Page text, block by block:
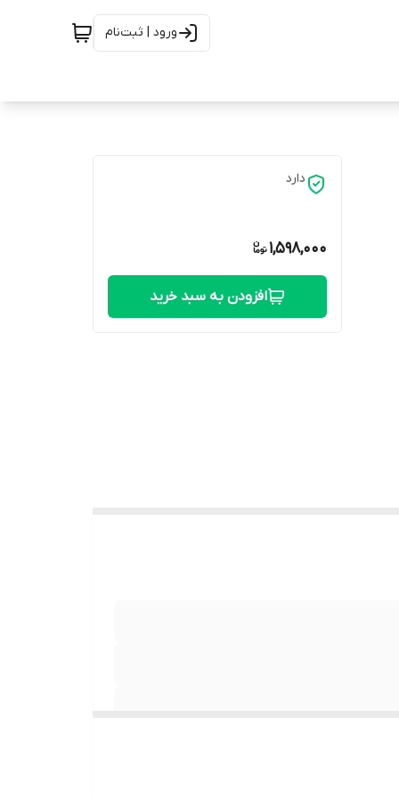
ورود | ثبت‌نام
دارد
1,598,000
افزودن به سبد خرید